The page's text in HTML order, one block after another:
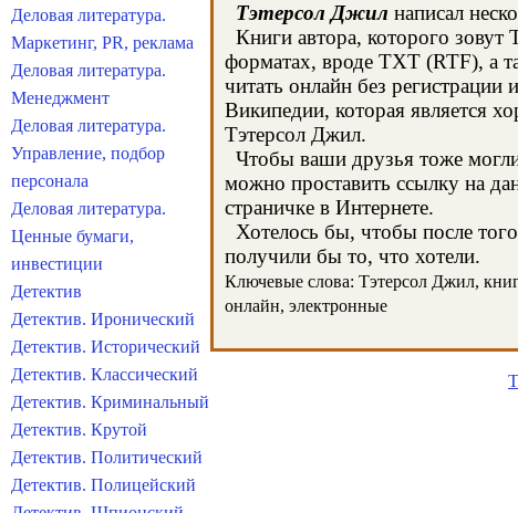
Тэтерсол Джил написал
Книги автора, которого
форматах, вроде TXT (RTF), а
читать онлайн без
Википедии, которая является
Тэтерсол Джил.
Чтобы ваши друзья тоже могли
можно проставить ссылку на
страничке в Интернете.
Хотелось бы, чтобы после
получили бы то, что хотели.
Ключевые слова: Тэтерсол Джил,
онлайн, электронные
Деловая литература.
Маркетинг, PR, реклама
Деловая литература.
Менеджмент
Деловая литература.
Управление, подбор
персонала
Деловая литература.
Ценные бумаги,
инвестиции
Детектив
Детектив. Иронический
Детектив. Исторический
Детектив. Классический
Детектив. Криминальный
Детектив. Крутой
Детектив. Политический
Детектив. Полицейский